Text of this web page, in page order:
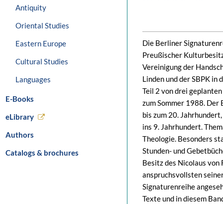
Antiquity
Oriental Studies
Eastern Europe
Cultural Studies
Languages
E-Books
eLibrary
Authors
Catalogs & brochures
Die Berliner
Preußischer
Vereinigung der
Linden und der SBPK in
Teil 2 von drei
zum Sommer 1988.
bis zum 20.
ins 9. Jahrhundert.
Theologie. Besonders
Stunden- und
Besitz des Nicolaus von
anspruchsvollsten
Signaturenreihe
Texte und in diesem